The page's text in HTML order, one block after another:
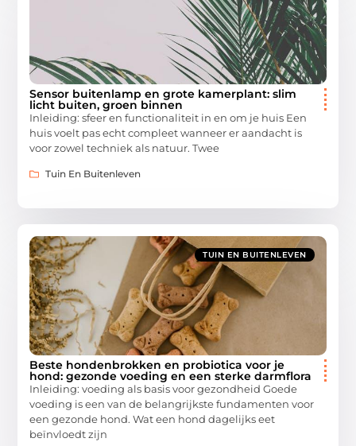
Sensor buitenlamp en grote kamerplant: slim
licht buiten, groen binnen
Inleiding: sfeer en functionaliteit in en om je huis Een
huis voelt pas echt compleet wanneer er aandacht is
voor zowel techniek als natuur. Twee
Tuin En Buitenleven
TUIN EN BUITENLEVEN
Beste hondenbrokken en probiotica voor je
hond: gezonde voeding en een sterke darmflora
Inleiding: voeding als basis voor gezondheid Goede
voeding is een van de belangrijkste fundamenten voor
een gezonde hond. Wat een hond dagelijks eet
beïnvloedt zijn